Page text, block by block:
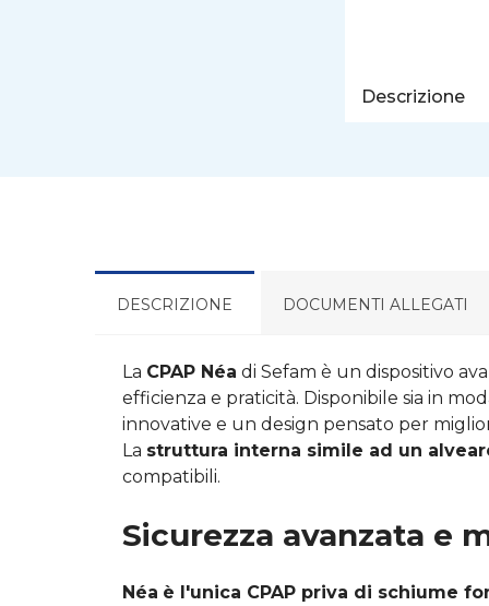
Descrizione
DESCRIZIONE DOCUMENTI ALLEGATI
La CPAP Néa di Sefam è un dispositivo
efficienza e praticità. Disponibile sia in
innovative e un design pensato per
La struttura interna simile ad un
compatibili.
Sicurezza avanzata e
Néa è l'unica CPAP priva di schiume